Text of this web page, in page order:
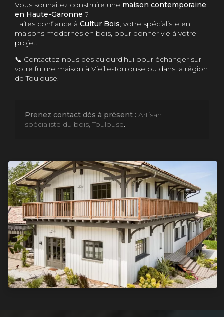
Vous souhaitez construire une maison contemporaine
en Haute-Garonne ?
Faites confiance à Cultur Bois, votre spécialiste en
maisons modernes en bois, pour donner vie à votre
projet.
📞 Contactez-nous dès aujourd’hui pour échanger sur
votre future maison à Vieille-Toulouse ou dans la région
de Toulouse.
Prenez contact dès à présent : Artisan
spécialiste du bois, Toulouse